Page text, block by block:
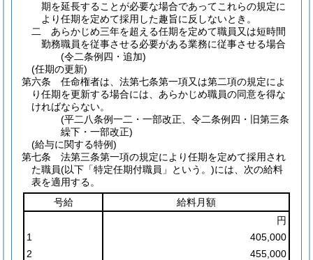
期を延長することが必要な場合であってこれらの規定に
より任期を定めて採用した趣旨に反しないとき。
二
あらかじめ三年を超える任期を定めて職員又は短時間
勤務職員を従事させる必要がある業務に従事させる場合
(令二条例四・追加)
(任期の更新)
第六条
任命権者は、法第七条第一項又は第二項の規定によ
り任期を更新する場合には、あらかじめ職員の同意を得な
ければならない。
(平二八条例一二・一部改正、令二条例四・旧第三条
繰下・一部改正)
(給与に関する特例)
第七条
法第三条第一項の規定により任期を定めて採用され
た職員(以下「特定任期付職員」という。)には、次の給料
表を適用する。
号給
給料月額
円
1
405,000
2
455,000